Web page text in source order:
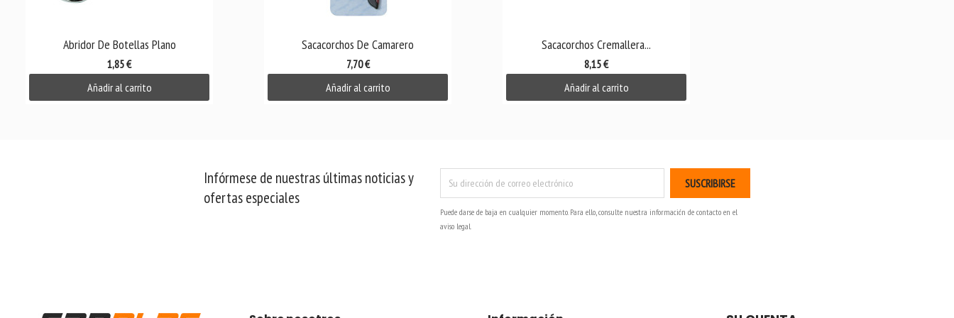
Vista rápida
Abridor De Botellas Plano
1,85 €
Añadir al carrito
Vista rápida
Sacacorchos De Camarero
7,70 €
Añadir al carrito
Vista rápida
Sacacorchos Cremallera...
8,15 €
Añadir al carrito
Infórmese de nuestras últimas noticias y
ofertas especiales
Puede darse de baja en cualquier momento. Para ello, consulte nuestra información de contacto en el
aviso legal.